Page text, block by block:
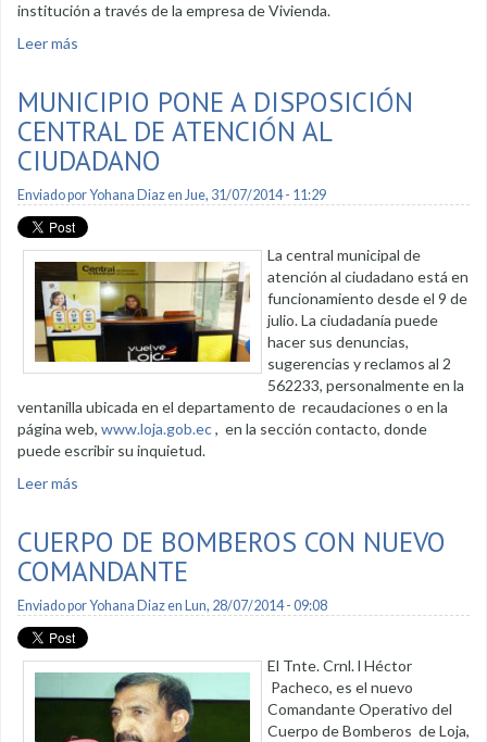
institución a través de la empresa de Vivienda.
Leer más
MUNICIPIO PONE A DISPOSICIÓN
CENTRAL DE ATENCIÓN AL
CIUDADANO
Enviado porYohana Diazen Jue, 31/07/2014 - 11:29
La central municipal de
atención al ciudadano está en
funcionamiento desde el 9 de
julio. La ciudadanía puede
hacer sus denuncias,
sugerencias y reclamos al 2
562233, personalmente en la
ventanilla ubicada en el departamento de recaudaciones o en la
página web, www.loja.gob.ec, en la sección contacto, donde
puede escribir su inquietud.
Leer más
CUERPO DE BOMBEROS CON NUEVO
COMANDANTE
Enviado porYohana Diazen Lun, 28/07/2014 - 09:08
El Tnte. Crnl. l Héctor
Pacheco, es el nuevo
Comandante Operativo del
Cuerpo de Bomberos de Loja,